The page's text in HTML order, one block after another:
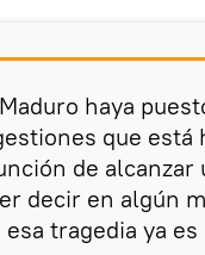
haya
que está
de alcanzar
decir en algún
tragedia ya es